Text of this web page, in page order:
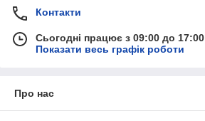
Контакти
Сьогодні працює з 09:00 до 17:00
Показати весь графік роботи
Про нас